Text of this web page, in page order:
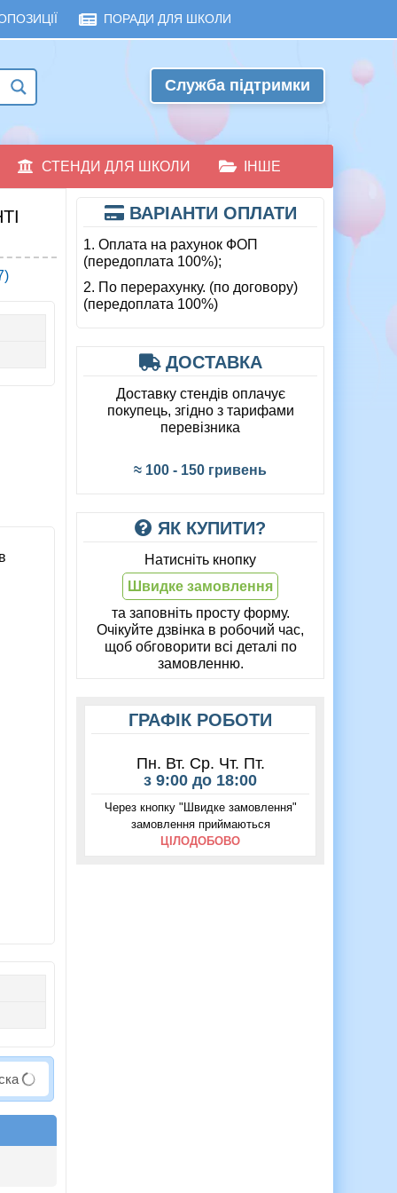
ПОРАДИ ДЛЯ ШКОЛИ
Служба підтримки
СТЕНДИ ДЛЯ ШКОЛИ ІНШЕ
ВАРІАНТИ ОПЛАТИ
1. Оплата на рахунок ФОП
(передоплата 100%);
2. По перерахунку. (по договору)
(передоплата 100%)
ДОСТАВКА
Доставку стендів оплачує
покупець, згідно з тарифами
перевізника
≈ 100 - 150 гривень
ЯК КУПИТИ?
Натисніть кнопку
Швидке замовлення
та заповніть просту форму.
Очікуйте дзвінка в робочий час,
щоб обговорити всі деталі по
замовленню.
ГРАФІК РОБОТИ
Пн. Вт. Ср. Чт. Пт.
з 9:00 до 18:00
Через кнопку "Швидке замовлення"
замовлення приймаються
ЦІЛОДОБОВО